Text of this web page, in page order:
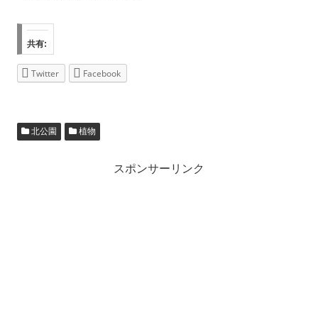
共有:
Twitter Facebook
北公園 植物
スポンサーリンク